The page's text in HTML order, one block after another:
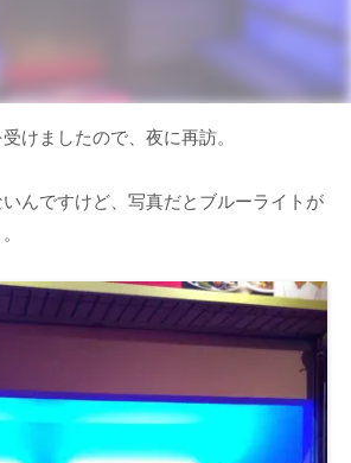
けましたので、夜に再訪。
んですけど、写真だとブルーライトが